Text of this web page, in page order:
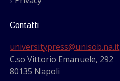
Contatti
universitypress@unisob.na.it
C.so Vittorio Emanuele, 292
80135 Napoli